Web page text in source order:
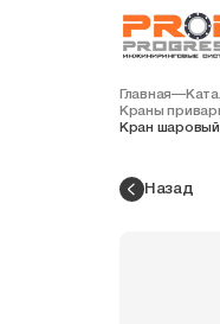
Главная—
Краны
Кран шаровый
Назад